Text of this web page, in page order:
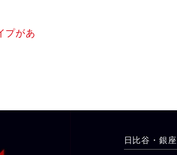
プがあ
日比谷・銀